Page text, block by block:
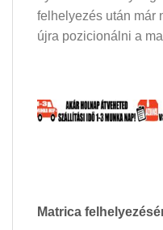
felhelyezés után már
újra pozicionálni a
Matrica